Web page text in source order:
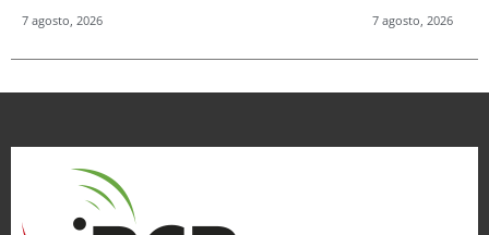
7 agosto, 2026 7 agosto, 2026